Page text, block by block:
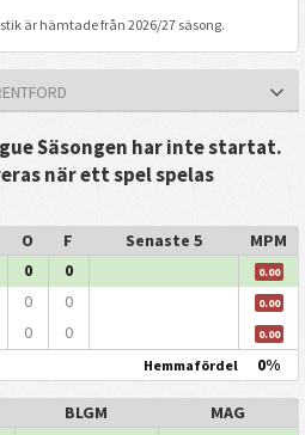
är hämtade från 2026/27 säsong.
Säsongen har inte startat.
när ett spel spelas
O F Senaste 5 MPM
0 0 0.00
0 0 0.00
0 0 0.00
Hemmafördel 0%
BLGM MAG